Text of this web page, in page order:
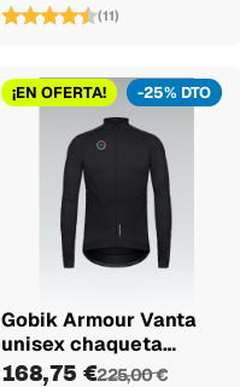
(11)
¡EN OFERTA! -25% DTO
Gobik Armour Vanta
unisex chaqueta
térmica
168,75 €225,00 €